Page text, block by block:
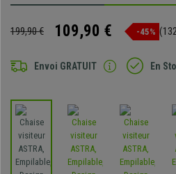
199,90 € 109,90 € -45%
Envoi GRATUIT En